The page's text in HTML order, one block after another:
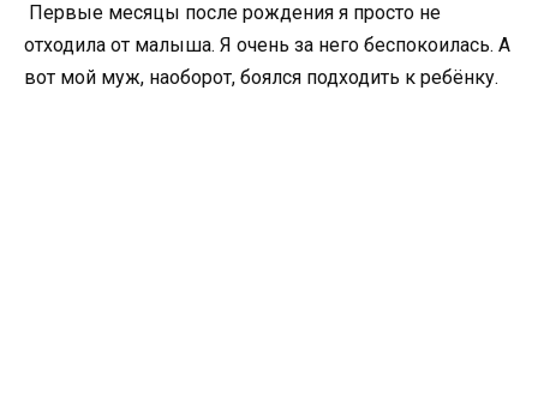
Первые месяцы после рождения я просто не
отходила от малыша. Я очень за него беспокоилась. А
вот мой муж, наоборот, боялся подходить к ребёнку.